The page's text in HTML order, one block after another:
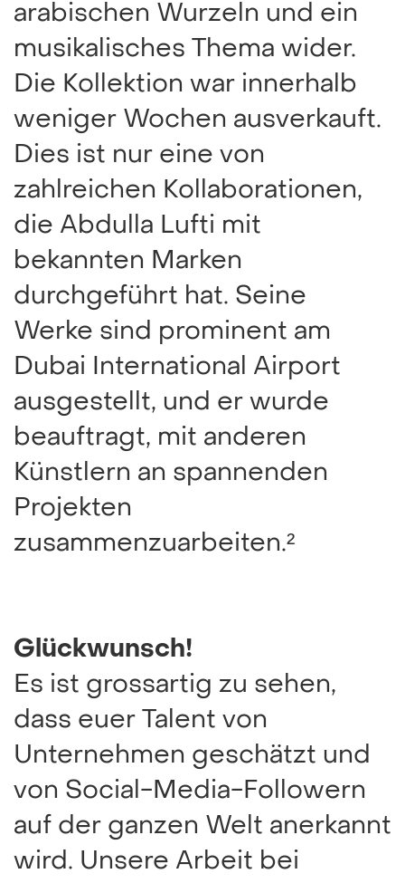
arabischen Wurzeln und ein
musikalisches Thema wider.
Die Kollektion war innerhalb
weniger Wochen ausverkauft.
Dies ist nur eine von
zahlreichen Kollaborationen,
die Abdulla Lufti mit
bekannten Marken
durchgeführt hat. Seine
Werke sind prominent am
Dubai International Airport
ausgestellt, und er wurde
beauftragt, mit anderen
Künstlern an spannenden
Projekten
zusammenzuarbeiten.²
Glückwunsch!
Es ist grossartig zu sehen,
dass euer Talent von
Unternehmen geschätzt und
von Social-Media-Followern
auf der ganzen Welt anerkannt
wird. Unsere Arbeit bei